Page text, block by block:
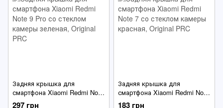
Задняя крышка для
смартфона Xiaomi Redmi Note
9 Pro со стеклом камеры
297 грн
Задняя крышка для
смартфона Xiaomi Redmi Note
7 со стеклом камеры
183 грн